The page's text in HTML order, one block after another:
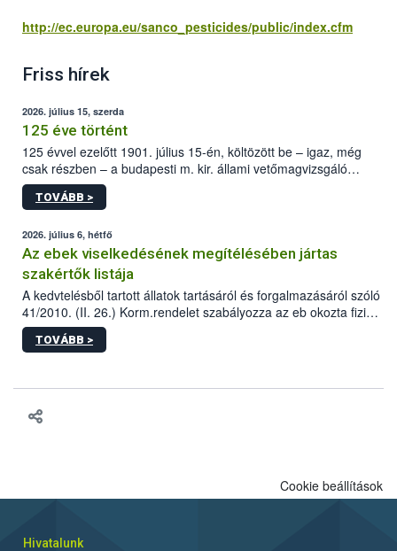
http://ec.europa.eu/sanco_pesticides/public/index.cfm
Friss hírek
2026. július 15, szerda
125 éve történt
125 évvel ezelőtt 1901. július 15-én, költözött be – igaz, még
csak részben – a budapesti m. kir. állami vetőmagvizsgáló
állomás a Kis Rókus utca 15. szám alatti, Czigler Győző által
tervezett új épületébe.
TOVÁBB >
2026. július 6, hétfő
Az ebek viselkedésének megítélésében jártas
szakértők listája
A kedvtelésből tartott állatok tartásáról és forgalmazásáról szóló
41/2010. (II. 26.) Korm.rendelet szabályozza az eb okozta fizikai
sérülés, illetve ennek veszélye keletkezésekor felmerülő
hatósági feladatokat, valamint a veszélyes eb tartását és annak
TOVÁBB >
Cookie beállítások
Hivatalunk